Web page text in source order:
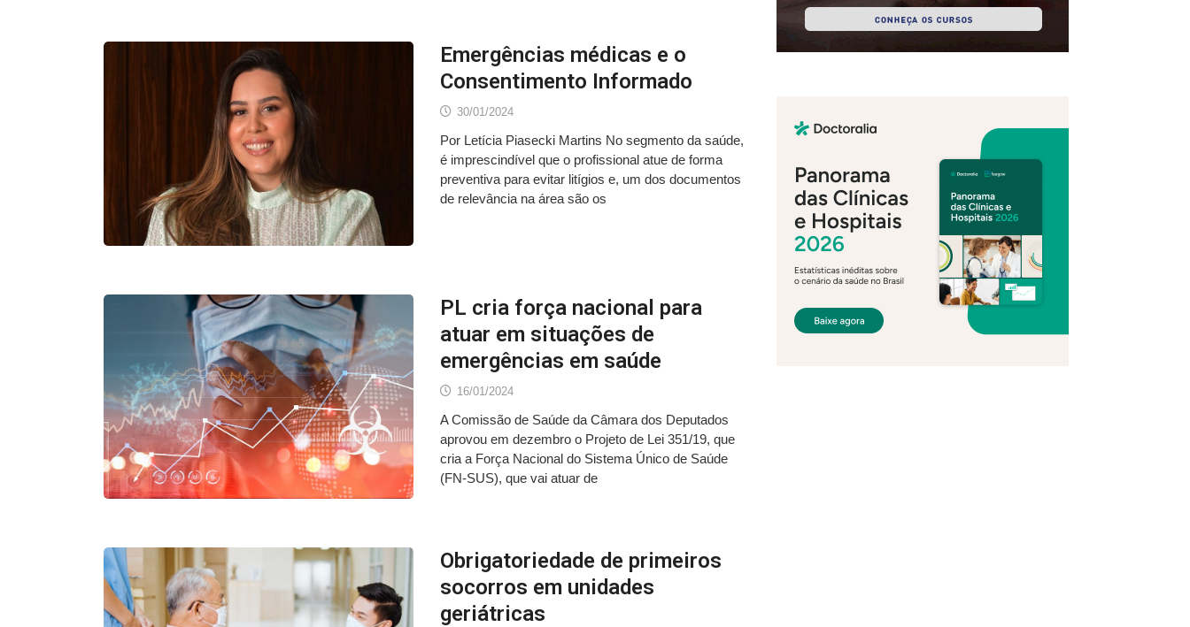
Emergências médicas e o
Consentimento Informado
30/01/2024
Por Letícia Piasecki Martins No segmento da saúde,
é imprescindível que o profissional atue de forma
preventiva para evitar litígios e, um dos documentos
de relevância na área são os
PL cria força nacional para
atuar em situações de
emergências em saúde
16/01/2024
A Comissão de Saúde da Câmara dos Deputados
aprovou em dezembro o Projeto de Lei 351/19, que
cria a Força Nacional do Sistema Único de Saúde
(FN-SUS), que vai atuar de
Obrigatoriedade de primeiros
socorros em unidades
geriátricas